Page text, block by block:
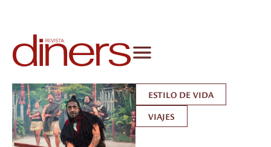
ESTILO DE VIDA
VIAJES